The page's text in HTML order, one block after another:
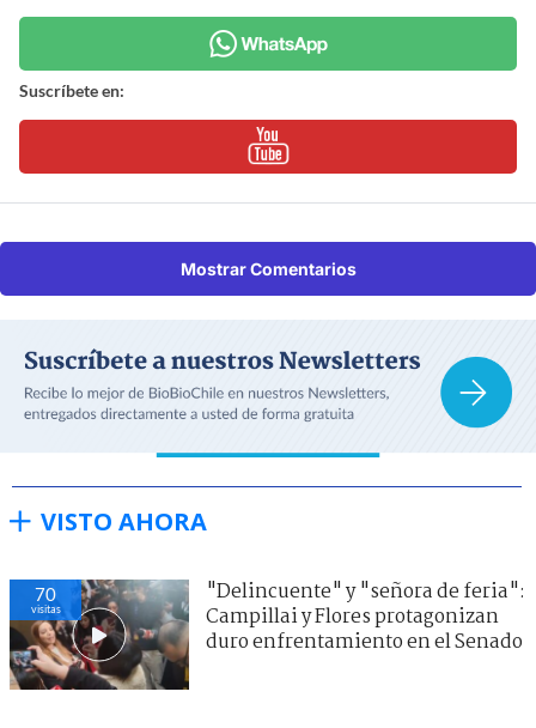
Suscríbete en:
Mostrar Comentarios
VISTO AHORA
70
visitas
"Delincuente" y "señora de feria":
Campillai y Flores protagonizan
duro enfrentamiento en el Senado